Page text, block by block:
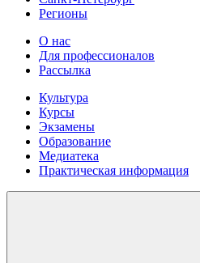
Регионы
О нас
Для профессионалов
Рассылка
Культура
Курсы
Экзамены
Образование
Медиатека
Практическая информация